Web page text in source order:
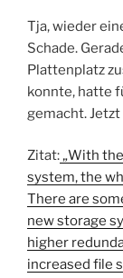
Tja, wieder
Schade.
Plattenplatz
konnte, hatte
gemacht.
Zitat:„With
system, the
There are
new storage
higher
increased file